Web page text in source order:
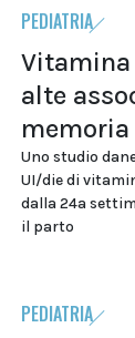
PEDIATRIA
Vitamina
alte
Uno studio
UI/die di
dalla 24a
il parto
PEDIATRIA